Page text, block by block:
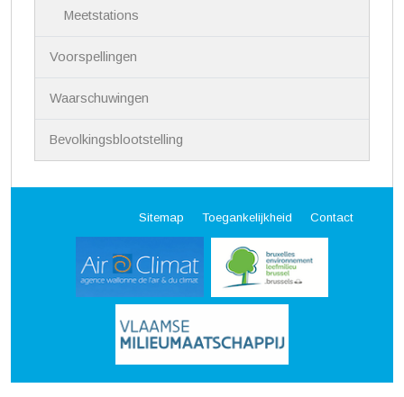
Meetstations
Voorspellingen
Waarschuwingen
Bevolkingsblootstelling
Sitemap Toegankelijkheid Contact